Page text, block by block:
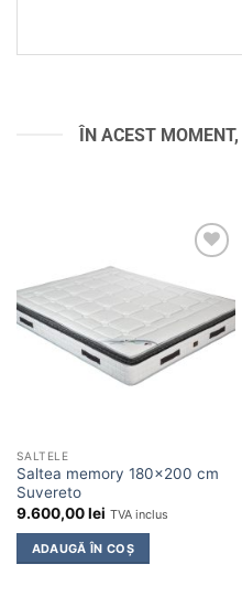
ÎN ACEST
în
SALTELE
Saltea memory 180×200 cm
Suvereto
9.600,00lei TVA inclus
ADAUGĂ ÎN COȘ